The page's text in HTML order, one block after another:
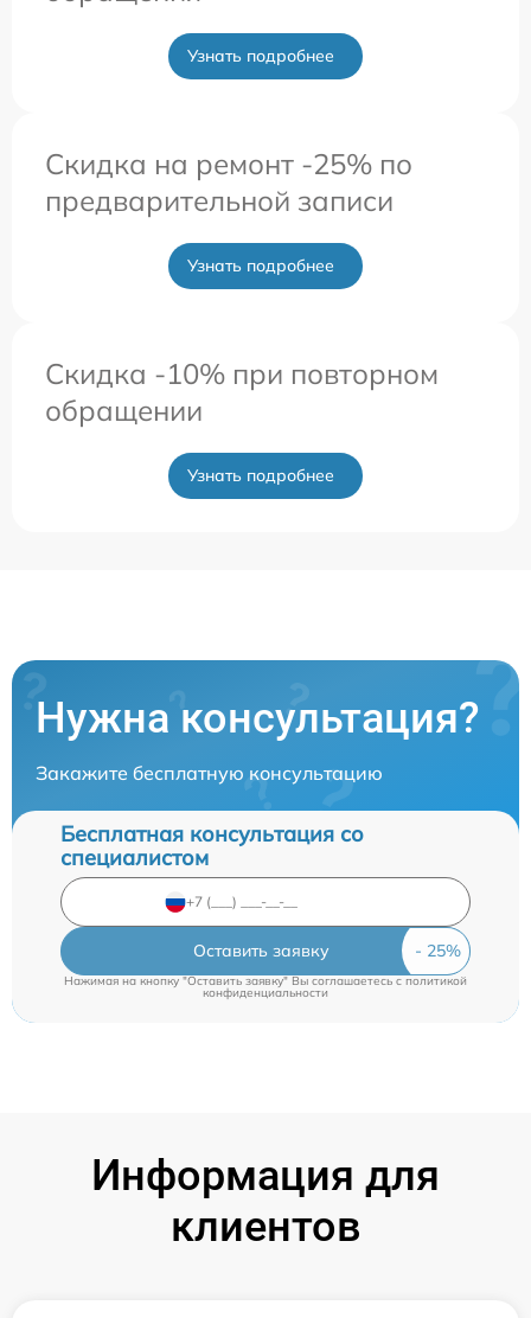
Узнать подробнее
Скидка на ремонт -25% по
предварительной записи
Узнать подробнее
Скидка -10% при повторном
обращении
Узнать подробнее
Нужна консультация?
Закажите бесплатную консультацию
Бесплатная консультация со
специалистом
Оставить заявку
Нажимая на кнопку "Оставить заявку" Вы соглашаетесь cполитикой
конфиденциальности
Информация для
клиентов